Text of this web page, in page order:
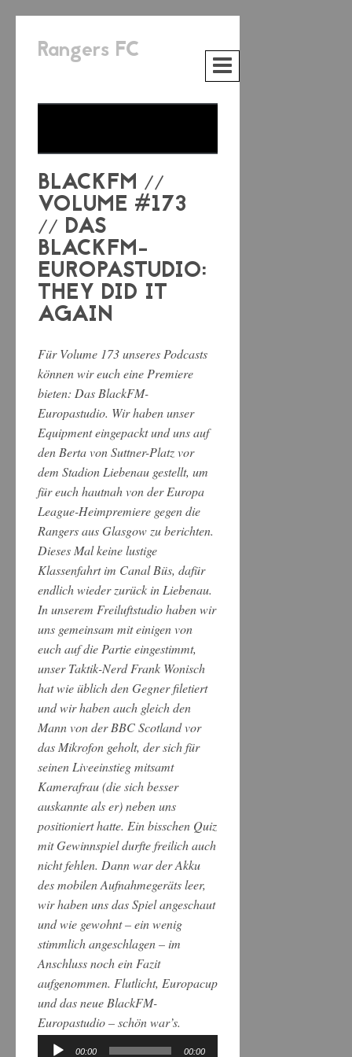
Rangers FC
BLACKFM //
VOLUME #173
// DAS
BLACKFM-
EUROPASTUDIO:
THEY DID IT
AGAIN
Für Volume 173 unseres Podcasts
können wir euch eine Premiere
bieten: Das BlackFM-
Europastudio. Wir haben unser
Equipment eingepackt und uns auf
den Berta von Suttner-Platz vor
dem Stadion Liebenau gestellt, um
für euch hautnah von der Europa
League-Heimpremiere gegen die
Rangers aus Glasgow zu berichten.
Dieses Mal keine lustige
Klassenfahrt im Canal Büs, dafür
endlich wieder zurück in Liebenau.
In unserem Freiluftstudio haben wir
uns gemeinsam mit einigen von
euch auf die Partie eingestimmt,
unser Taktik-Nerd Frank Wonisch
hat wie üblich den Gegner filetiert
und wir haben auch gleich den
Mann von der BBC Scotland vor
das Mikrofon geholt, der sich für
seinen Liveeinstieg mitsamt
Kamerafrau (die sich besser
auskannte als er) neben uns
positioniert hatte. Ein bisschen Quiz
mit Gewinnspiel durfte freilich auch
nicht fehlen. Dann war der Akku
des mobilen Aufnahmegeräts leer,
wir haben uns das Spiel angeschaut
und wie gewohnt – ein wenig
stimmlich angeschlagen – im
Anschluss noch ein Fazit
aufgenommen. Flutlicht, Europacup
und das neue BlackFM-
Europastudio – schön war’s.
00:00 00:00